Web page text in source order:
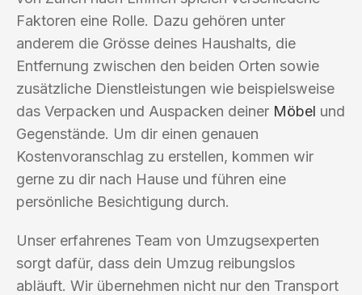
Faktoren eine Rolle. Dazu gehören unter
anderem die Grösse deines Haushalts, die
Entfernung zwischen den beiden Orten sowie
zusätzliche Dienstleistungen wie beispielsweise
das Verpacken und Auspacken deiner Möbel und
Gegenstände. Um dir einen genauen
Kostenvoranschlag zu erstellen, kommen wir
gerne zu dir nach Hause und führen eine
persönliche Besichtigung durch.
Unser erfahrenes Team von Umzugsexperten
sorgt dafür, dass dein Umzug reibungslos
abläuft. Wir übernehmen nicht nur den Transport